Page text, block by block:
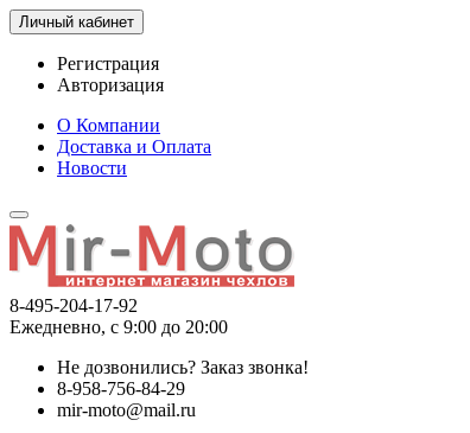
Личный кабинет
Регистрация
Авторизация
О Компании
Доставка и Оплата
Новости
8-495-204-17-92
Ежедневно, с 9:00 до 20:00
Не дозвонились? Заказ звонка!
8-958-756-84-29
mir-moto@mail.ru